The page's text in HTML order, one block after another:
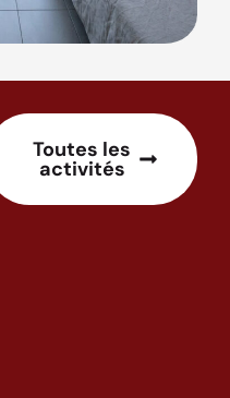
Toutes les
activités